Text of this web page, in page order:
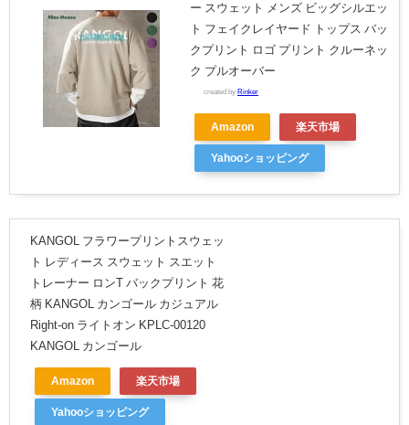
ー スウェット メンズ ビッグシルエッ
ト フェイクレイヤード トップス バッ
クプリント ロゴ プリント クルーネッ
ク プルオーバー
created by Rinker
Amazon 楽天市場
Yahooショッピング
KANGOL フラワープリントスウェッ
ト レディース スウェット スエット
トレーナー ロンT バックプリント 花
柄 KANGOL カンゴール カジュアル
Right-on ライトオン KPLC-00120
KANGOL カンゴール
Amazon 楽天市場
Yahooショッピング